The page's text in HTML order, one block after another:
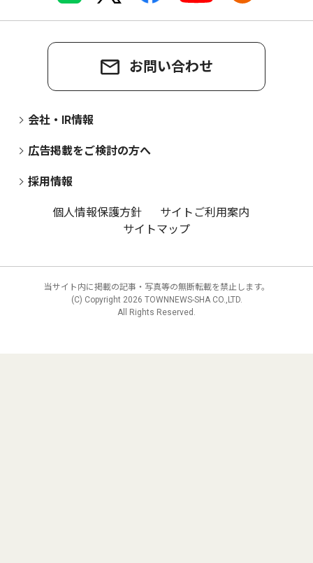
お問い合わせ
会社・IR情報
広告掲載をご検討の方へ
採用情報
個人情報保護方針
サイトご利用案内
サイトマップ
当サイト内に掲載の記事・写真等の無断転載を禁止します。
(C) Copyright 2026 TOWNNEWS-SHA CO.,LTD.
All Rights Reserved.